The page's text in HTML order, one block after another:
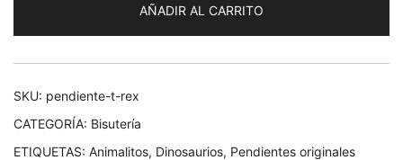
AÑADIR AL CARRITO
SKU: pendiente-t-rex
CATEGORÍA: Bisutería
ETIQUETAS: Animalitos, Dinosaurios, Pendientes originales